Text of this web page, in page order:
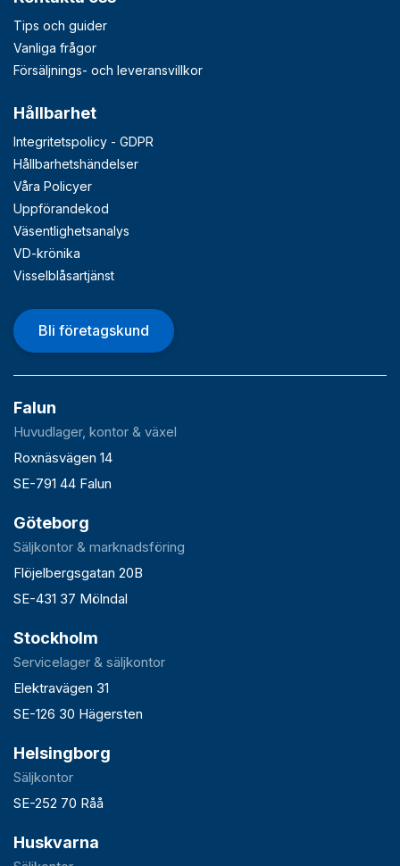
Tips och guider
Vanliga frågor
Försäljnings- och leveransvillkor
Hållbarhet
Integritetspolicy - GDPR
Hållbarhetshändelser
Våra Policyer
Uppförandekod
Väsentlighetsanalys
VD-krönika
Visselblåsartjänst
Bli företagskund
Falun
Huvudlager, kontor & växel
Roxnäsvägen 14
SE-791 44 Falun
Göteborg
Säljkontor & marknadsföring
Flöjelbergsgatan 20B
SE-431 37 Mölndal
Stockholm
Servicelager & säljkontor
Elektravägen 31
SE-126 30 Hägersten
Helsingborg
Säljkontor
SE-252 70 Råå
Huskvarna